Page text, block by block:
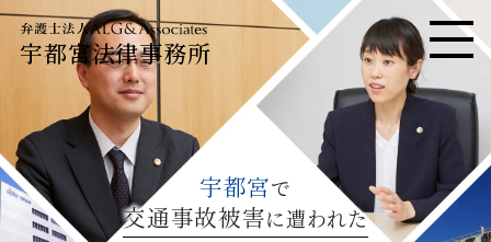
宇都宮法律事務所 メニ
宇都宮で
交通事故被害に遭われた